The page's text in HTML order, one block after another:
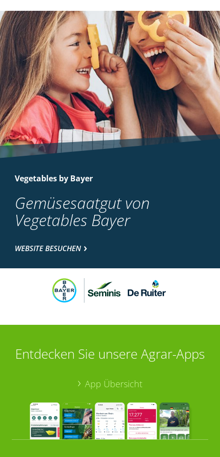
Vegetables by Bayer
Gemüsesaatgut von
Vegetables Bayer
WEBSITE BESUCHEN
Entdecken Sie unsere Agrar-Apps
App Übersicht